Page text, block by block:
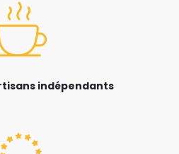
indépendants